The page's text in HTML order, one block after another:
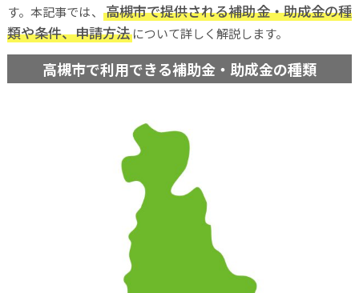
す。本記事では、
高槻市で提供される補助金・助成金の種
類や条件、申請方法について詳しく解説します。
高槻市で利用できる補助金・助成金の種類